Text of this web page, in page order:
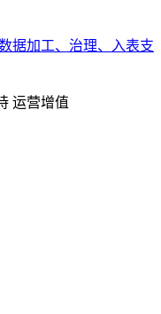
据加工、治理、入表支
运营增值